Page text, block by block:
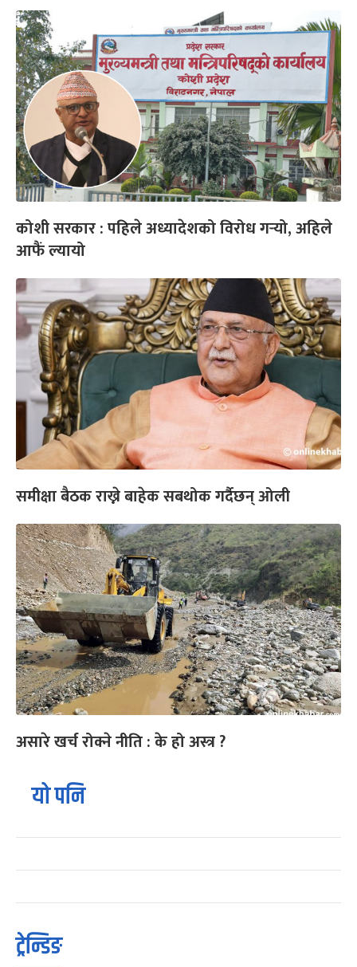
कोशी सरकार : पहिले अध्यादेशको विरोध गर्‍यो, अहिले
आफैं ल्यायो
समीक्षा बैठक राख्ने बाहेक सबथोक गर्दैछन् ओली
असारे खर्च रोक्ने नीति : के हो अस्त्र ?
यो पनि
ट्रेन्डिङ